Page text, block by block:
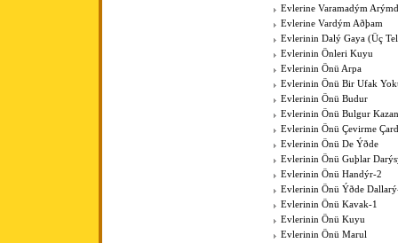
Evlerine Varamadým
Evlerine Vardým Aðþam
Evlerinin Dalý Gaya (Üç
Evlerinin Önleri Kuyu
Evlerinin Önü Arpa
Evlerinin Önü Bir Ufak
Evlerinin Önü Budur
Evlerinin Önü Bulgur
Evlerinin Önü Çevirme
Evlerinin Önü De Ýðde
Evlerinin Önü Guþlar
Evlerinin Önü Handýr-2
Evlerinin Önü Ýðde
Evlerinin Önü Kavak-1
Evlerinin Önü Kuyu
Evlerinin Önü Marul